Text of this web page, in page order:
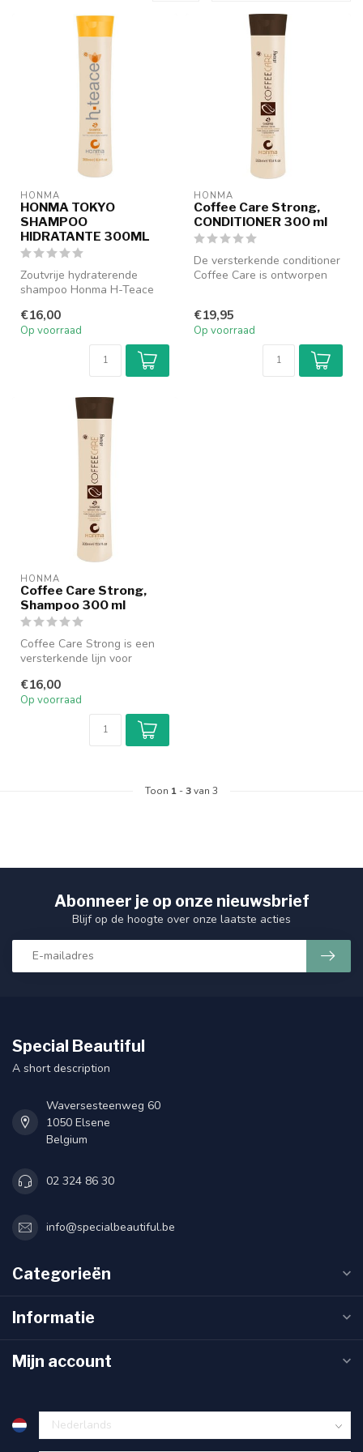
HONMA
HONMA TOKYO
SHAMPOO
HIDRATANTE 300ML
Zoutvrije hydraterende
shampoo Honma H-Teace
ontwikkeld om...
€16,00
Op voorraad
HONMA
Coffee Care Strong,
CONDITIONER 300 ml
De versterkende conditioner
Coffee Care is ontworpen
€19,95
Op voorraad
HONMA
Coffee Care Strong,
Shampoo 300 ml
Coffee Care Strong is een
versterkende lijn voor
te ...
€16,00
Op voorraad
Toon 1 -3van 3
Abonneer je op onze nieuwsbrief
Blijf op de hoogte over onze laatste acties
Special Beautiful
A short description
Waversesteenweg 60
1050 Elsene
Belgium
02 324 86 30
info@specialbeautiful.be
Categorieën
Informatie
Mijn account